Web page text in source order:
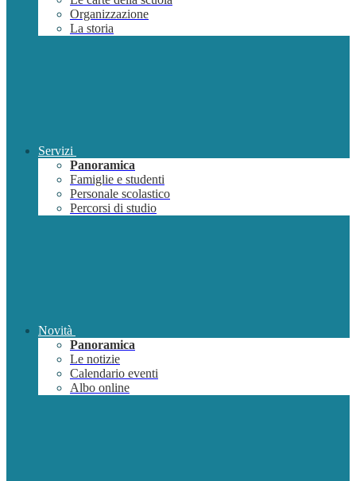
Organizzazione
La storia
Servizi
Panoramica
Famiglie e studenti
Personale scolastico
Percorsi di studio
Novità
Panoramica
Le notizie
Calendario eventi
Albo online